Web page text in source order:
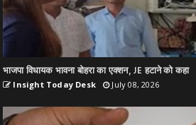
भाजपा विधायक भावना बोहरा का एक्शन, JE हटाने को कहा
Insight Today Desk July 08, 2026